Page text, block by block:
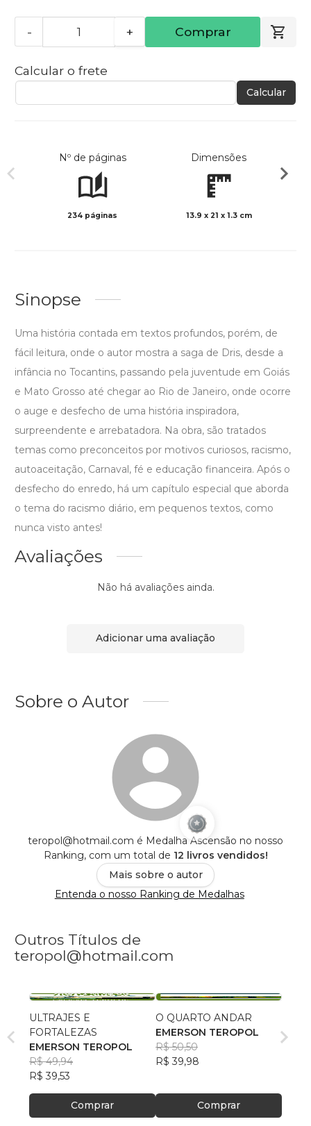
- + Comprar
Calcular o frete
Calcular
Nº de páginas
234 páginas
Dimensões
13.9 x 21 x 1.3 cm
Sinopse
Uma história contada em textos profundos, porém, de
fácil leitura, onde o autor mostra a saga de Dris, desde a
infância no Tocantins, passando pela juventude em Goiás
e Mato Grosso até chegar ao Rio de Janeiro, onde ocorre
o auge e desfecho de uma história inspiradora,
surpreendente e arrebatadora. Na obra, são tratados
temas como preconceitos por motivos curiosos, racismo,
autoaceitação, Carnaval, fé e educação financeira. Após o
desfecho do enredo, há um capítulo especial que aborda
o tema do racismo diário, em pequenos textos, como
nunca visto antes!
Avaliações
Não há avaliações ainda.
Adicionar uma avaliação
Sobre o Autor
teropol@hotmail.com é Medalha Ascensão no nosso
Ranking, com um total de 12 livros vendidos!
Mais sobre o autor
Entenda o nosso Ranking de Medalhas
Outros Títulos de
teropol@hotmail.com
ULTRAJES E
FORTALEZAS
EMERSON TEROPOL
R$ 49,94
R$ 39,53
Comprar
O QUARTO ANDAR
EMERSON TEROPOL
R$ 50,50
R$ 39,98
Comprar